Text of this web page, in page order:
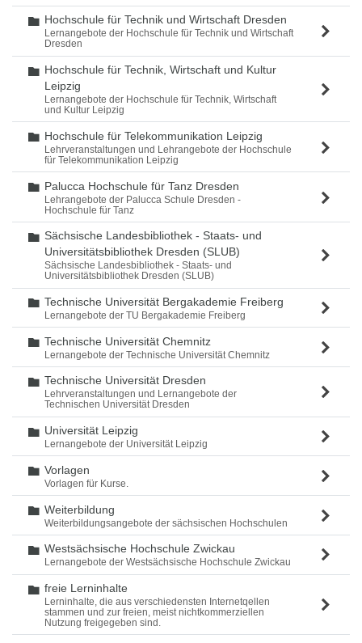
Ordner
Hochschule für Technik und Wirtschaft Dresden
Lernangebote der Hochschule für Technik und Wirtschaft
Dresden
Ordner
Hochschule für Technik, Wirtschaft und Kultur
Leipzig
Lernangebote der Hochschule für Technik, Wirtschaft
und Kultur Leipzig
Ordner
Hochschule für Telekommunikation Leipzig
Lehrveranstaltungen und Lehrangebote der Hochschule
für Telekommunikation Leipzig
Ordner
Palucca Hochschule für Tanz Dresden
Lehrangebote der Palucca Schule Dresden -
Hochschule für Tanz
Ordner
Sächsische Landesbibliothek - Staats- und
Universitätsbibliothek Dresden (SLUB)
Sächsische Landesbibliothek - Staats- und
Universitätsbibliothek Dresden (SLUB)
Ordner
Technische Universität Bergakademie Freiberg
Lernangebote der TU Bergakademie Freiberg
Ordner
Technische Universität Chemnitz
Lernangebote der Technische Universität Chemnitz
Ordner
Technische Universität Dresden
Lehrveranstaltungen und Lernangebote der
Technischen Universität Dresden
Ordner
Universität Leipzig
Lernangebote der Universität Leipzig
Ordner
Vorlagen
Vorlagen für Kurse.
Ordner
Weiterbildung
Weiterbildungsangebote der sächsischen Hochschulen
Ordner
Westsächsische Hochschule Zwickau
Lernangebote der Westsächsische Hochschule Zwickau
Ordner
freie Lerninhalte
Lerninhalte, die aus verschiedensten Internetqellen
stammen und zur freien, meist nichtkommerziellen
Nutzung freigegeben sind.